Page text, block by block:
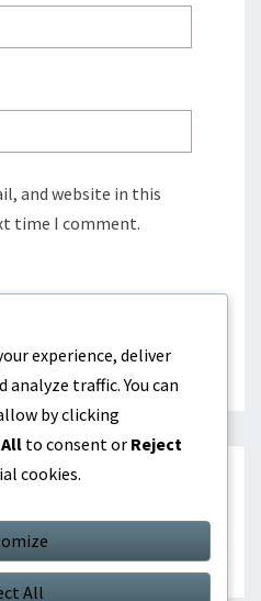
and website in this
time I comment.
experience, deliver
traffic. You can
by clicking
to consent or Reject
cookies.
All